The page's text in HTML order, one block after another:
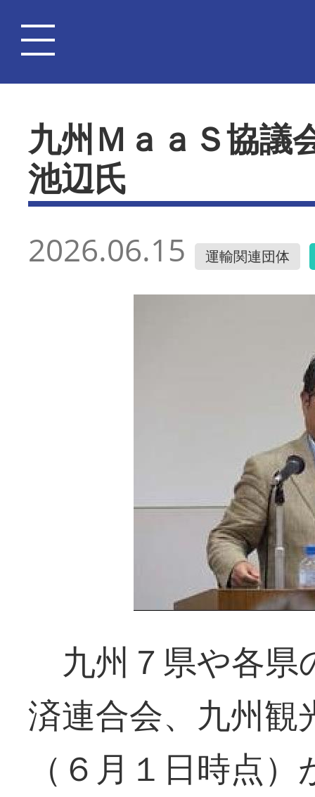
九州ＭａａＳ協
池辺氏
2026.06.15 運輸関連団体
九州７県や各県
済連合会、九州観
（６月１日時点